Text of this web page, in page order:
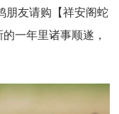
朋友请购【祥安阁蛇
一年里诸事顺遂，